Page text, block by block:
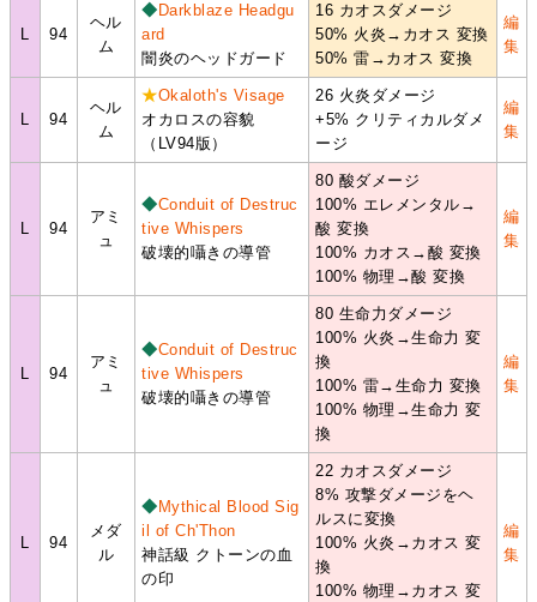
L 94
ヘル
ム
◆ Darkblaze Headgu
ard
闇炎のヘッドガード
16 カオスダメージ
50% 火炎→カオス 変換
50% 雷→カオス 変換
編
集
L 94
ヘル
ム
★Okaloth's Visage
オカロスの容貌
（LV94版）
26 火炎ダメージ
+5% クリティカルダメ
ージ
編
集
L 94
アミ
ュ
◆Conduit of Destruc
tive Whispers
破壊的囁きの導管
80 酸ダメージ
100% エレメンタル→
酸 変換
100% カオス→酸 変換
100% 物理→酸 変換
編
集
L 94
アミ
ュ
◆Conduit of Destruc
tive Whispers
破壊的囁きの導管
80 生命力ダメージ
100% 火炎→生命力 変
換
100% 雷→生命力 変換
100% 物理→生命力 変
換
編
集
L 94
メダ
ル
◆ Mythical Blood Sig
il of Ch'Thon
神話級 クトーンの血
の印
22 カオスダメージ
8% 攻撃ダメージをヘ
ルスに変換
100% 火炎→カオス 変
換
100% 物理→カオス 変
編
集